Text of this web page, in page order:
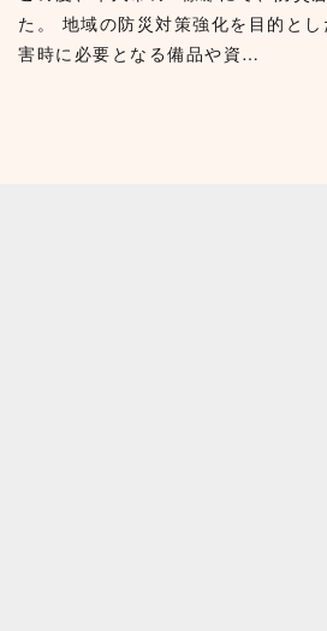
た。 地域の防災対策強化を目的と
害時に必要となる備品や資…